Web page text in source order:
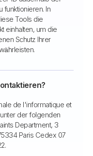
funktionieren. In
Tools die
einhalten, um die
Schutz Ihrer
de l'informatique et
der folgenden
Department, 3
Paris Cedex 07